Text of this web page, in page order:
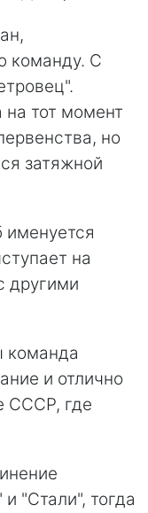
команду. С
тот момент
но
затяжной
именуется
на
другими
команда
и отлично
СССР, где
"Стали", тогда